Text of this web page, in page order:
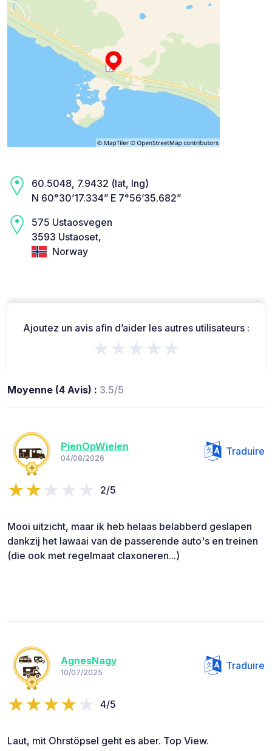
60.5048, 7.9432 (lat, lng)
N 60°30’17.334” E 7°56’35.682”
575 Ustaosvegen
3593 Ustaoset,
Norway
Ajoutez un avis afin d’aider les autres utilisateurs :
★★★★★
Moyenne (4 Avis) : 3.5/5
PienOpWielen
04/08/2026
Traduire
2/5
Mooi uitzicht, maar ik heb helaas belabberd geslapen
dankzij het lawaai van de passerende auto's en treinen
(die ook met regelmaat claxoneren...)
AgnesNagy
10/07/2025
Traduire
4/5
Laut, mit Ohrstöpsel geht es aber. Top View.